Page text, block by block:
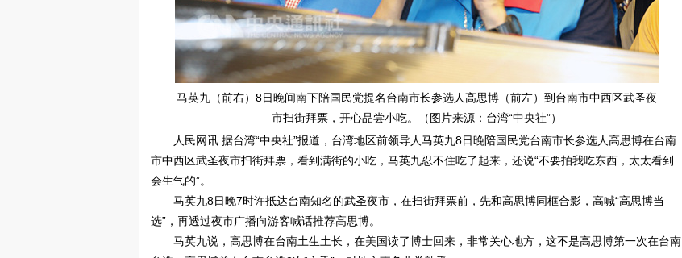
马英九（前右）8日晚间南下陪国民党提名台南市长参选人高思博（前左）到台南市中西区武圣夜
市扫街拜票，开心品尝小吃。（图片来源：台湾“中央社”）
人民网讯 据台湾“中央社”报道，台湾地区前领导人马英九8日晚陪国民党台南市长参选人高思博在台南
市中西区武圣夜市扫街拜票，看到满街的小吃，马英九忍不住吃了起来，还说“不要拍我吃东西，太太看到
会生气的”。
马英九8日晚7时许抵达台南知名的武圣夜市，在扫街拜票前，先和高思博同框合影，高喊“高思博当
选”，再透过夜市广播向游客喊话推荐高思博。
马英九说，高思博在台南土生土长，在美国读了博士回来，非常关心地方，这不是高思博第一次在台南